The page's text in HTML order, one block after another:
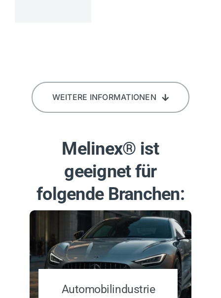
WEITERE INFORMATIONEN
Melinex® ist
geeignet für
folgende Branchen:
Automobilindustrie